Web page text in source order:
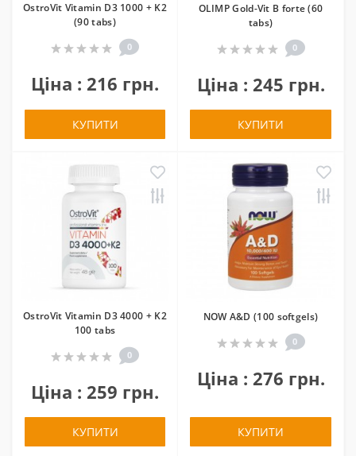
OstroVit Vitamin D3 1000 + K2
(90 tabs)
0
Ціна : 216 грн.
КУПИТИ
OLIMP Gold-Vit B forte (60
tabs)
0
Ціна : 245 грн.
КУПИТИ
OstroVit Vitamin D3 4000 + K2
100 tabs
0
Ціна : 259 грн.
КУПИТИ
NOW A&D (100 softgels)
0
Ціна : 276 грн.
КУПИТИ